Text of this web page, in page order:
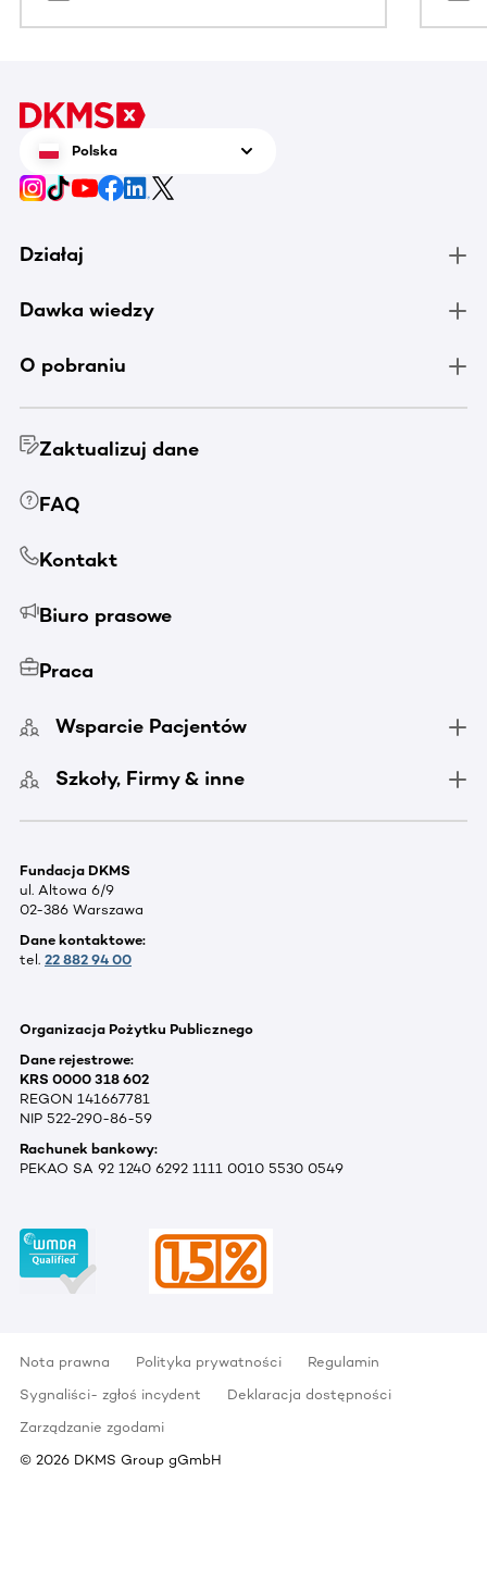
Polska
Działaj
Dawka wiedzy
O pobraniu
Zaktualizuj dane
FAQ
Kontakt
Biuro prasowe
Praca
Wsparcie Pacjentów
Szkoły, Firmy & inne
Fundacja DKMS
ul. Altowa 6/9
02-386 Warszawa
Dane kontaktowe:
tel. 22 882 94 00
Organizacja Pożytku Publicznego
Dane rejestrowe:
KRS 0000 318 602
REGON 141667781
NIP 522-290-86-59
Rachunek bankowy:
PEKAO SA 92 1240 6292 1111 0010 5530 0549
Nota prawna Polityka prywatności
Regulamin
Sygnaliści- zgłoś incydent
Deklaracja dostępności
Zarządzanie zgodami
© 2026 DKMS Group gGmbH